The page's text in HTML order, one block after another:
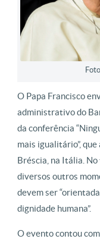
O Papa Francisco
administrativo do
da conferência
mais igualitário”,
Bréscia, na Itália.
diversos outros
devem ser
dignidade humana”.
O evento contou